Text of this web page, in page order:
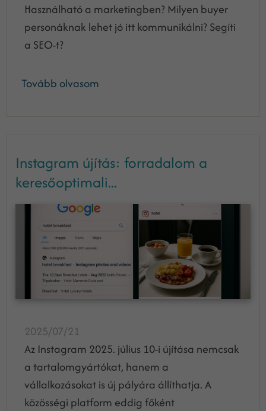
Használható a marketingben? Milyen buyer
personáknak lehet jó itt kommunikálni? Segíti
a SEO-t?
Tovább olvasom
Instagram újítás: forradalom a
keresőoptimali...
2025/07/21
Az Instagram 2025. július 10-i újítása nemcsak
a tartalomgyártókat, hanem a
vállalkozásokat is új pályára állíthatja. A
közösségi platform eddig főként